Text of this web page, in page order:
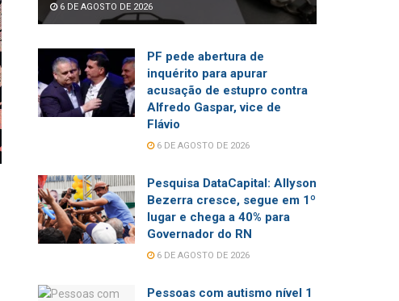
6 DE AGOSTO DE 2026
PF pede abertura de
inquérito para apurar
acusação de estupro contra
Alfredo Gaspar, vice de
Flávio
6 DE AGOSTO DE 2026
Pesquisa DataCapital: Allyson
Bezerra cresce, segue em 1º
lugar e chega a 40% para
Governador do RN
6 DE AGOSTO DE 2026
Pessoas com autismo nível 1